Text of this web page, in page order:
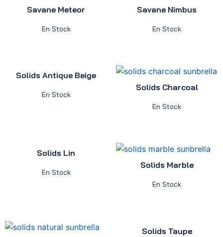
Savane Meteor
En Stock
Savane Nimbus
En Stock
Solids Antique Beige
En Stock
Solids Charcoal
En Stock
Solids Lin
En Stock
Solids Marble
En Stock
Solids Taupe